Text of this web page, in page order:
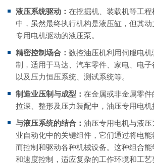
液压系统驱动： 在挖掘机、装载机等工
中，虽然最终执行机构是液压缸，但其
专用电机驱动的液压泵。
精密控制场合： 数控油压机利用伺服电
制，适用于马达、汽车零件、家电、电子
以及压力恒压系统、测试系统等。
制造业压制与成型： 在金属或非金属零
拉深、整形及压力装配中，油压专用电机
与液压系统的结合： 油压专用电机与液
业自动化中的关键组件，它们通过将电
而控制和驱动各种机械设备。这种组合
和速度控制，适应复杂的工作环境和工艺